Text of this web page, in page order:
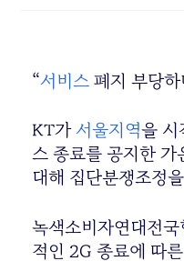
“서비스폐지 부당하
KT가서울지역을 시
스 종료를 공지한
대해 집단분쟁조정
녹색소비자연대전
적인 2G 종료에 따